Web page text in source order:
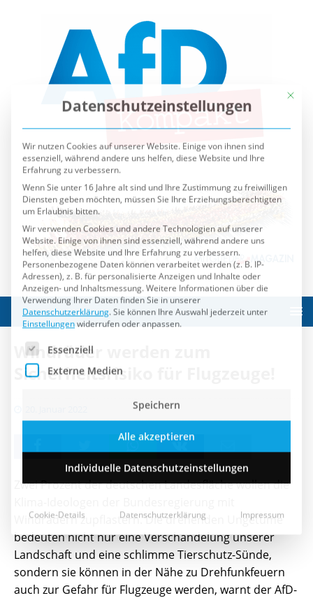
Windräder werden zum
Sicherheitsrisiko für Flugzeuge!
Zwei Prozent der deutschen Landesfläche wollen die
Windrädern zupflastern. Die drehenden Ungetüme
bedeuten nicht nur eine Verschandelung unserer
Landschaft und eine schlimme Tierschutz-Sünde,
sondern sie können in der Nähe zu Drehfunkfeuern
auch zur Gefahr für Flugzeuge werden, warnt der AfD-
Datenschutzeinstellungen
Wir nutzen Cookies auf unserer Website. Einige von ihnen sind
essenziell, während andere uns helfen, diese Website und Ihre
Wenn Sie unter 16 Jahre alt sind und Ihre Zustimmung zu freiwilligen
Diensten geben möchten, müssen Sie Ihre Erziehungsberechtigten
Wir verwenden Cookies und andere Technologien auf unserer
Website. Einige von ihnen sind essenziell, während andere uns
Personenbezogene Daten können verarbeitet werden (z. B. IP-
Adressen), z. B. für personalisierte Anzeigen und Inhalte oder
Anzeigen- und Inhaltsmessung.
Verwendung Ihrer Daten finden Sie in unserer
Datenschutzerklärung.Sie können Ihre Auswahl jederzeit unter
Einstellungenwiderrufen oder anpassen.
Es folgt eine Liste der Service-Gruppen, für die eine
Essenziell
Externe Medien
Speichern
Datenschutzerklärung